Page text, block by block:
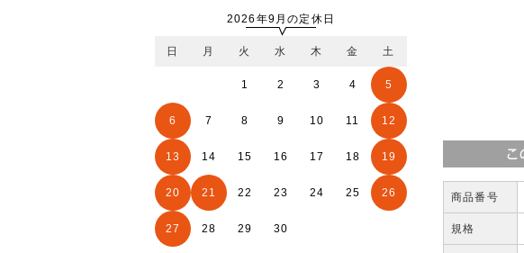
2026年9月の定休日
日 月 火 水 木 金 土
1 2 3 4 5
6 7 8 9 10 11 12
13 14 15 16 17 18 19
20 21 22 23 24 25 26
27 28 29 30
商品番号
規格